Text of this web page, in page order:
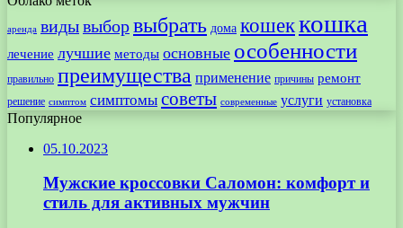
аренда видывыборвыбрать дома кошеккошка
лечение лучшие методы основные особенности
правильно преимущества применение причины ремонт
решение симптом симптомы советы современные услуги установка
Популярное
05.10.2023
Мужские кроссовки Саломон: комфорт и
стиль для активных мужчин